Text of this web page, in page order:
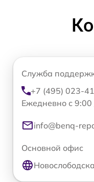
Служба
+7 (495) 023-
Ежедневно с
info@benq-
Основной офис